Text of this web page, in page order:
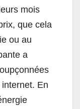
mois
que cela
ou au
a
En